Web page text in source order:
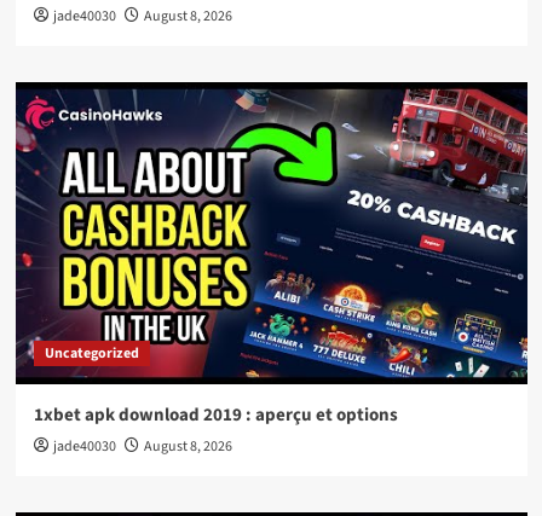
jade40030 August 8, 2026
Uncategorized
1xbet apk download 2019 : aperçu et options
jade40030 August 8, 2026